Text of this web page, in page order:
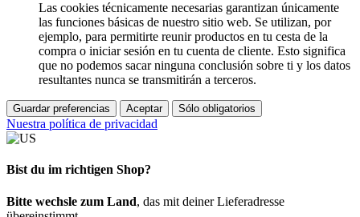
Las cookies técnicamente necesarias garantizan únicamente
las funciones básicas de nuestro sitio web. Se utilizan, por
ejemplo, para permitirte reunir productos en tu cesta de la
compra o iniciar sesión en tu cuenta de cliente. Esto significa
que no podemos sacar ninguna conclusión sobre ti y los datos
resultantes nunca se transmitirán a terceros.
Guardar preferencias Aceptar Sólo obligatorios
Nuestra política de privacidad
Bist du im richtigen Shop?
Bitte wechsle zum Land, das mit deiner Lieferadresse